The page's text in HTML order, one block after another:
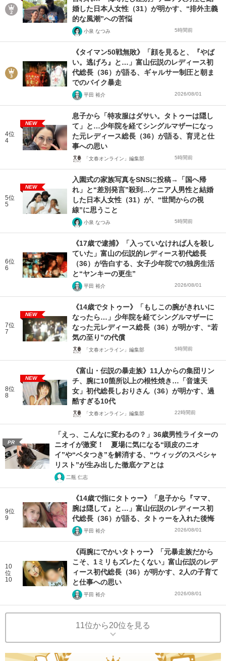
婚した日本人女性（31）が明かす、“排外主義
的な風潮”への苦悩
小泉 なつみ 5時間前
《タイマン50戦無敗》「顔を見ると、『やば
い。逃げろ』と…」富山伝説のレディース初
代総長（36）が語る、ギャルサー制圧と朝ま
でのバイク暴走
平田 裕介 2026/08/01
4位
4
NEW
息子から「特攻服はダサい。タトゥーは隠し
て」と…少年院を経てシングルマザーになっ
た元レディース総長（36）が語る、育児と仕
事への思い
「文春オンライン」編集部 5時間前
5位
5
NEW
入園式の家族写真をSNSに投稿→「国へ帰
れ」と“差別発言”殺到…ケニア人男性と結婚
した日本人女性（31）が、“世間からの視
線”に思うこと
小泉 なつみ 5時間前
6位
6
《17歳で逮捕》「入っていなければ人を殺し
ていた」富山の伝説的レディース初代総長
（36）が告白する、女子少年院での独房生活
と“ヤンキーの更生”
平田 裕介 2026/08/01
7位
7
NEW
《14歳でタトゥー》「もしこの腕がきれいに
なったら…」少年院を経てシングルマザーに
なった元レディース総長（36）が明かす、“若
気の至り”の代償
「文春オンライン」編集部 5時間前
8位
8
NEW
《富山・伝説の暴走族》11人からの集団リン
チ、腕に10箇所以上の根性焼き…「音速天
女」初代総長しおりさん（36）が明かす、過
酷すぎる10代
「文春オンライン」編集部 22時間前
PR
「えっ、こんなに変わるの？」36歳男性ライターの
ニオイが激変！ 夏場に気になる“頭皮のニオ
イ”や“ベタつき”を解消する、“ウィッグのスペシャ
リスト”が生み出した徹底ケアとは
二瓶 仁志
9位
9
《14歳で指にタトゥー》「息子から『ママ、
腕は隠して』と…」富山伝説のレディース初
代総長（36）が語る、タトゥーを入れた後悔
平田 裕介 2026/08/01
10
位
10
《両腕にでかいタトゥー》「元暴走族だから
こそ、1ミリもズレたくない」富山伝説のレデ
ィース初代総長（36）が明かす、2人の子育て
と仕事への思い
平田 裕介 2026/08/01
11位から20位を見る